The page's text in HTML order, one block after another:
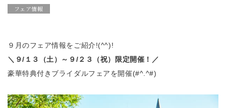
フェア情報
９月のフェア情報をご紹介!(^^)!
＼９/１３（土）～９/２３（祝）限定開催！／
豪華特典付きブライダルフェアを開催(#^.^#)